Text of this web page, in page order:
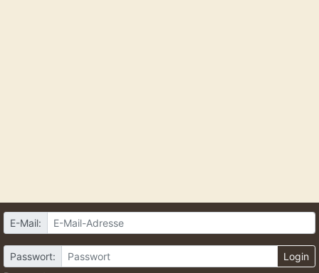
E-Mail:
Passwort:
Login